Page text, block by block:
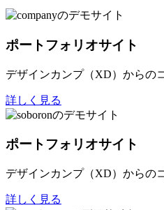
ポートフォリオサイト
デザインカンプ（XD）からの
詳しく見る
ポートフォリオサイト
デザインカンプ（XD）からの
詳しく見る